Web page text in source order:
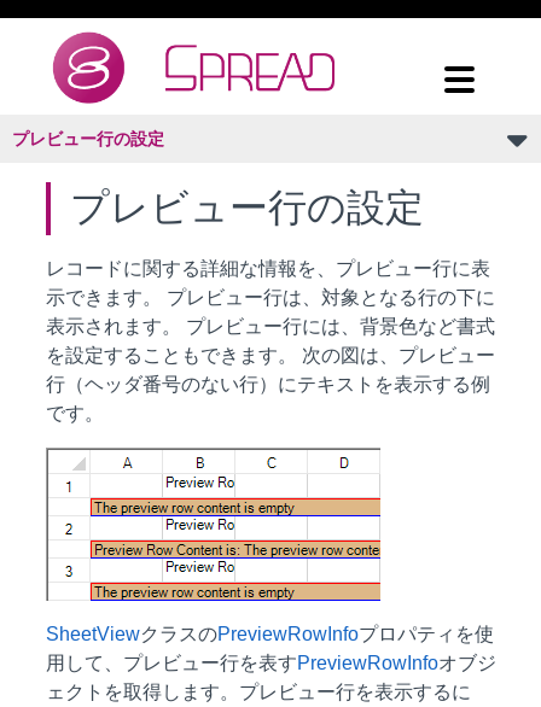
プレビュー行の設定
プレビュー行の設定
レコードに関する詳細な情報を、プレビュー行に表
示できます。 プレビュー行は、対象となる行の下に
表示されます。 プレビュー行には、背景色など書式
を設定することもできます。 次の図は、プレビュー
行（ヘッダ番号のない行）にテキストを表示する例
です。
SheetViewクラスのPreviewRowInfoプロパティを使
用して、プレビュー行を表すPreviewRowInfoオブジ
ェクトを取得します。プレビュー行を表示するに